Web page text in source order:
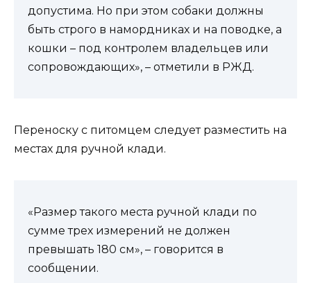
допустима. Но при этом собаки должны
быть строго в намордниках и на поводке, а
кошки – под контролем владельцев или
сопровождающих», – отметили в РЖД.
Переноску с питомцем следует разместить на
местах для ручной клади.
«Размер такого места ручной клади по
сумме трех измерений не должен
превышать 180 см», – говорится в
сообщении.